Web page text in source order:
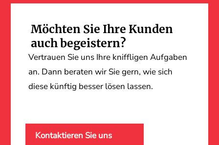
Möchten Sie Ihre Kunden
auch begeistern?
Vertrauen Sie uns Ihre kniffligen Aufgaben
an. Dann beraten wir Sie gern, wie sich
diese künftig besser lösen lassen.
Kontaktieren Sie uns